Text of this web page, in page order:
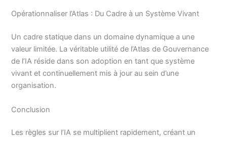
Opérationnaliser l’Atlas : Du Cadre à un Système Vivant
Un cadre statique dans un domaine dynamique a une
valeur limitée. La véritable utilité de l’Atlas de Gouvernance
de l’IA réside dans son adoption en tant que système
vivant et continuellement mis à jour au sein d’une
organisation.
Conclusion
Les règles sur l’IA se multiplient rapidement, créant un